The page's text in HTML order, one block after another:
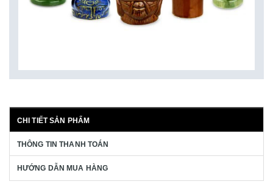
CHI TIẾT SẢN PHẨM
THÔNG TIN THANH TOÁN
HƯỚNG DẪN MUA HÀNG